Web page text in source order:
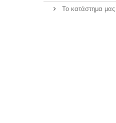
Το κατάστημα μας